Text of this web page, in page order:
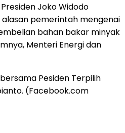
Presiden Joko Widodo
pemerintah mengenai
bahan bakar minyak
Menteri Energi dan